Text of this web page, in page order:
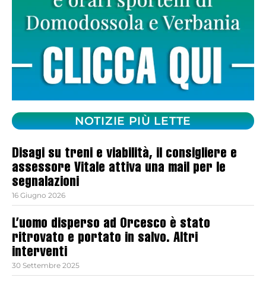
NOTIZIE PIÙ LETTE
Disagi su treni e viabilità, il consigliere e
assessore Vitale attiva una mail per le
segnalazioni
16 Giugno 2026
L’uomo disperso ad Orcesco è stato
ritrovato e portato in salvo. Altri
interventi
30 Settembre 2025